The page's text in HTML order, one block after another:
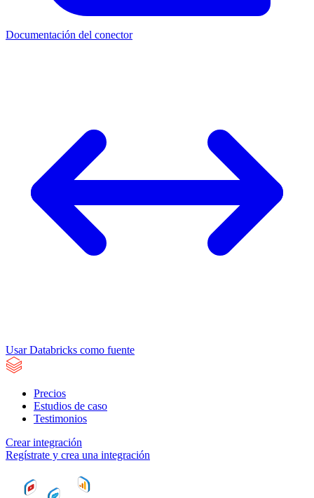
Documentación del conector
Usar Databricks como fuente
Precios
Estudios de caso
Testimonios
Crear integración
Regístrate y crea una integración